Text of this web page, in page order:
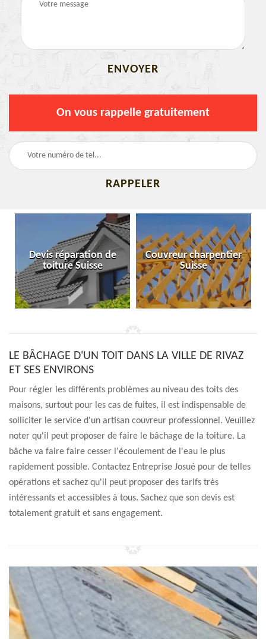
On vous rappelle gratuitement
Devis réparation de
toiture Suisse
Couvreur charpentier
Suisse
LE BÂCHAGE D'UN TOIT DANS LA VILLE DE RIVAZ
ET SES ENVIRONS
Pour régler les différents problèmes au niveau des toits des
maisons, surtout pour les cas de fuites, il est indispensable de
solliciter le service d'un artisan couvreur professionnel. Veuillez
noter qu'il peut proposer de faire le bâchage de la toiture. La
bâche va faire faire cesser l'écoulement de l'eau le plus
rapidement possible. Contactez Entreprise Josué pour de telles
opérations et sachez qu'il peut proposer des tarifs très
intéressants et accessibles à tous. Sachez que son devis est
totalement gratuit et sans engagement.